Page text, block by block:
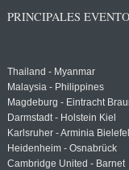
PRINCIPALES
Thailand - Myanmar
Malaysia - Philippines
Magdeburg - Eintracht
Darmstadt - Holstein Kiel
Karlsruher - Arminia
Heidenheim - Osnabrück
Cambridge United - Barnet